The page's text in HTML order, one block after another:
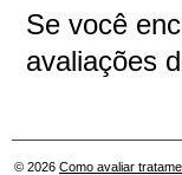
Se você
avaliações
© 2026 Como avaliar